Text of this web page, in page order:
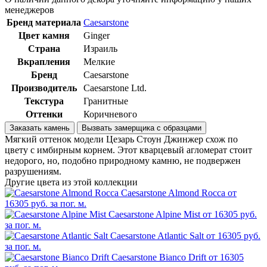
менеджеров
Бренд материала Caesarstone
Цвет камня
Ginger
Страна
Израиль
Вкрапления
Мелкие
Бренд
Caesarstone
Производитель
Caesarstone Ltd.
Текстура
Гранитные
Оттенки
Коричневого
Заказать камень Вызвать замерщика с образцами
Мягкий оттенок модели Цезарь Стоун Джинжер схож по
цвету с имбирным корнем. Этот кварцевый агломерат стоит
недорого, но, подобно природному камню, не подвержен
разрушениям.
Другие цвета из этой коллекции
Caesarstone Almond Rocca от
16305 руб. за пог. м.
Caesarstone Alpine Mist от 16305 руб.
за пог. м.
Caesarstone Atlantic Salt от 16305 руб.
за пог. м.
Caesarstone Bianco Drift от 16305